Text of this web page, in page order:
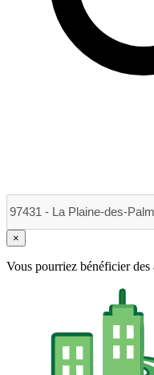
×
Vous pourriez bénéficier des